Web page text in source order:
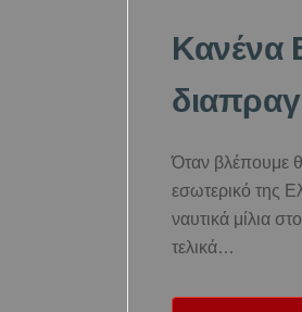
Κανένα
Όταν βλέπουμε
εσωτερικό της
ναυτικά μίλια
τελικά…